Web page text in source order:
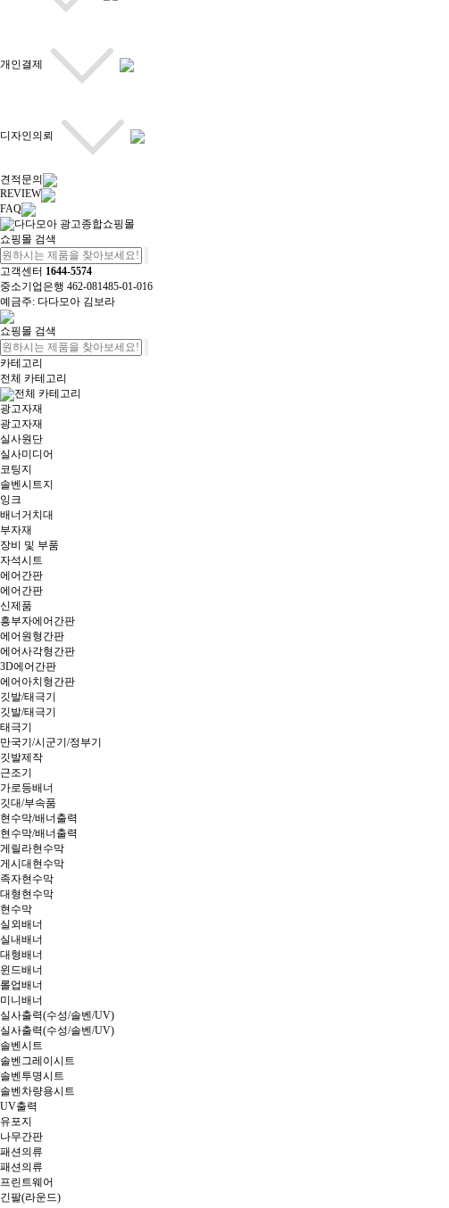
개인결제
디자인의뢰
견적문의
REVIEW
FAQ
쇼핑몰 검색
고객센터 1644-5574
중소기업은행 462-081485-01-016
예금주: 다다모아 김보라
쇼핑몰 검색
카테고리
전체 카테고리
전체 카테고리
광고자재
광고자재
실사원단
실사미디어
코팅지
솔벤시트지
잉크
배너거치대
부자재
장비 및 부품
자석시트
에어간판
에어간판
신제품
흥부자에어간판
에어원형간판
에어사각형간판
3D에어간판
에어아치형간판
깃발/태극기
깃발/태극기
태극기
만국기/시군기/정부기
깃발제작
근조기
가로등배너
깃대/부속품
현수막/배너출력
현수막/배너출력
게릴라현수막
게시대현수막
족자현수막
대형현수막
현수막
실외배너
실내배너
대형배너
윈드배너
롤업배너
미니배너
실사출력(수성/솔벤/UV)
실사출력(수성/솔벤/UV)
솔벤시트
솔벤그레이시트
솔벤투명시트
솔벤차량용시트
UV출력
유포지
나무간판
패션의류
패션의류
프린트웨어
긴팔(라운드)